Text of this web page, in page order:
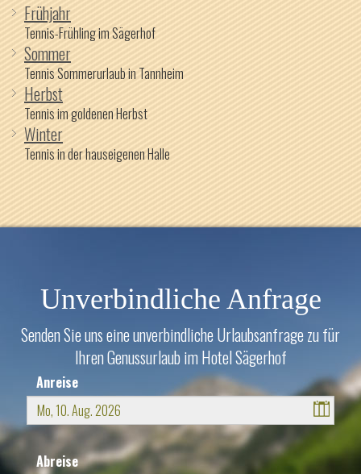
Frühjahr
Tennis-Frühling im Sägerhof
Sommer
Tennis Sommerurlaub in Tannheim
Herbst
Tennis im goldenen Herbst
Winter
Tennis in der hauseigenen Halle
Unverbindliche Anfrage
Senden Sie uns eine unverbindliche Urlaubsanfrage zu für
Ihren Genussurlaub im Hotel Sägerhof
Anreise
August 2026
Mo Di Mi Sa So
Abreise